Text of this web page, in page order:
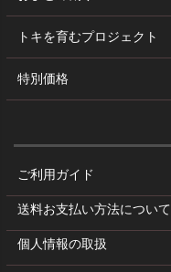
トキを育むプロジェクト
特別価格
ご利用ガイド
送料お支払い方法について
個人情報の取扱